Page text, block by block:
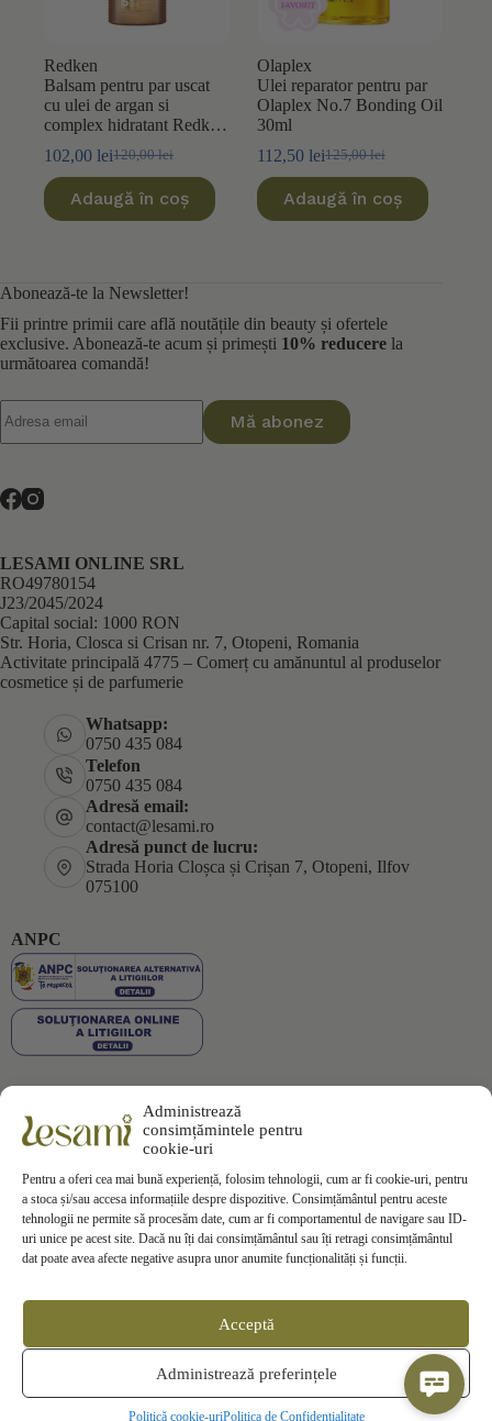
Redken
Balsam pentru par uscat
cu ulei de argan si
complex hidratant Redken
120,00lei
Prețul
inițial
a
fost:
102,00 leiPrețul
curent
este:
102,00 lei.
Adaugă în coș
Olaplex
Ulei reparator pentru par
Olaplex No.7 Bonding Oil
30ml
125,00lei
Prețul
inițial
a
fost:
112,50 leiPrețul
curent
este:
112,50 lei.
Adaugă în coș
Abonează-te la Newsletter!
Fii printre primii care află noutățile din beauty și ofertele
exclusive. Abonează-te acum și primești 10% reducere la
următoarea comandă!
Mă abonez
LESAMI ONLINE SRL
RO49780154
J23/2045/2024
Capital social: 1000 RON
Str. Horia, Closca si Crisan nr. 7, Otopeni, Romania
Activitate principală 4775 – Comerț cu amănuntul al produselor
cosmetice și de parfumerie
Whatsapp:
0750 435 084
Telefon
0750 435 084
Adresă email:
contact@lesami.ro
Adresă punct de lucru:
Strada Horia Cloșca și Crișan 7, Otopeni, Ilfov
075100
ANPC
Plata securizată
Informații
Politica de Retur
Administrează
consimțămintele pentru
cookie-uri
Pentru a oferi cea mai bună experiență, folosim tehnologii, cum ar fi cookie-uri, pentru
a stoca și/sau accesa informațiile despre dispozitive. Consimțământul pentru aceste
tehnologii ne permite să procesăm date, cum ar fi comportamentul de navigare sau ID-
uri unice pe acest site. Dacă nu îți dai consimțământul sau îți retragi consimțământul
dat poate avea afecte negative asupra unor anumite funcționalități și funcții.
Acceptă
Administrează preferințele
Politică cookie-uriPolitica de Confidentialitate